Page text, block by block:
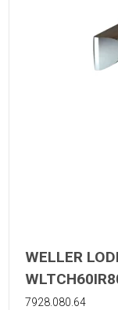
WELLER
7928.080.64